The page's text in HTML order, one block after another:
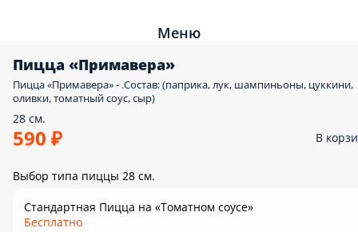
Меню
Пицца «Примавера»
Пицца «Примавера» - .Состав: (паприка, лук, шампиньоны, цуккини,
оливки, томатный соус, сыр)
28 см.
590 ₽ В
Выбор типа пиццы 28 см.
Стандартная Пицца на «Томатном соусе»
Бесплатно